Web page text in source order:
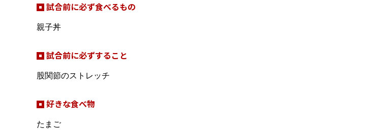
試合前に必ず食べるもの
親子丼
試合前に必ずすること
股関節のストレッチ
好きな食べ物
たまご